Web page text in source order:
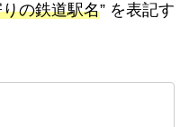
の鉄道駅名” を表記す